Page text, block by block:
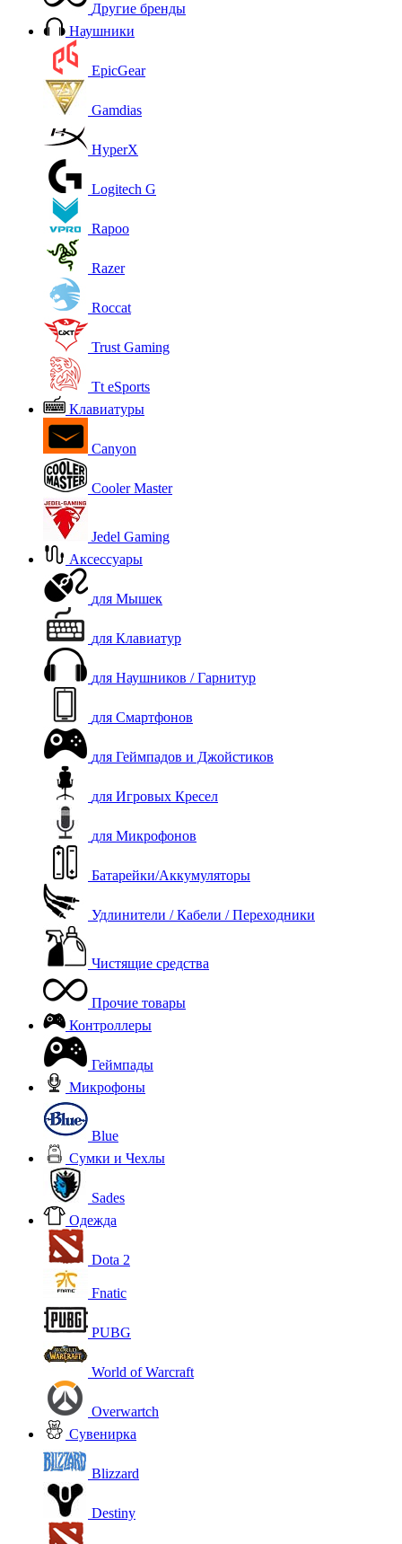
Другие бренды
Наушники
EpicGear
Gamdias
HyperX
Logitech G
Rapoo
Razer
Roccat
Trust Gaming
Tt eSports
Клавиатуры
Canyon
Cooler Master
Jedel Gaming
Аксессуары
для Мышек
для Клавиатур
для Наушников / Гарнитур
для Смартфонов
для Геймпадов и Джойстиков
для Игровых Кресел
для Микрофонов
Батарейки/Аккумуляторы
Удлинители / Кабели / Переходники
Чистящие средства
Прочие товары
Контроллеры
Геймпады
Микрофоны
Blue
Сумки и Чехлы
Sades
Одежда
Dota 2
Fnatic
PUBG
World of Warcraft
Overwartch
Сувенирка
Blizzard
Destiny